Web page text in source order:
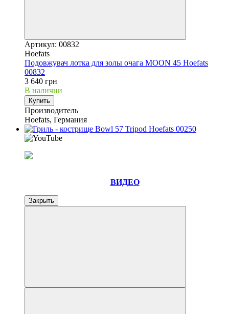
Артикул: 00832
Hoefats
Подовжувач лотка для золы очага MOON 45 Hoefats
00832
3 640 грн
В наличии
Купить
Производитель
Hoefats, Германия
ВИДЕО
Закрыть